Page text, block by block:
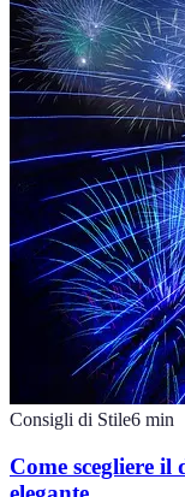
Consigli di Stile6 min
Come scegliere il